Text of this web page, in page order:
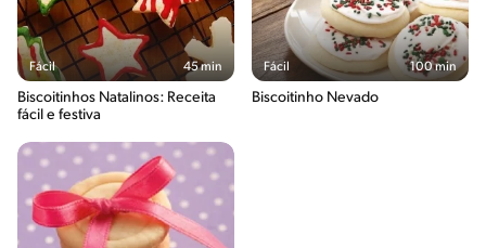
Fácil 45 min
Biscoitinhos Natalinos: Receita
fácil e festiva
Fácil 100 min
Biscoitinho Nevado